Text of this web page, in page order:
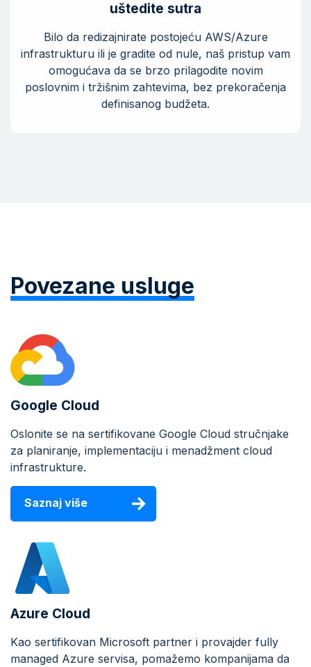
uštedite sutra
Bilo da redizajnirate postojeću AWS/Azure
infrastrukturu ili je gradite od nule, naš pristup vam
omogućava da se brzo prilagodite novim
poslovnim i tržišnim zahtevima, bez prekoračenja
definisanog budžeta.
Povezane usluge
Google Cloud
Oslonite se na sertifikovane Google Cloud stručnjake
za planiranje, implementaciju i menadžment cloud
infrastrukture.
Saznaj više
Azure Cloud
Kao sertifikovan Microsoft partner i provajder fully
managed Azure servisa, pomažemo kompanijama da